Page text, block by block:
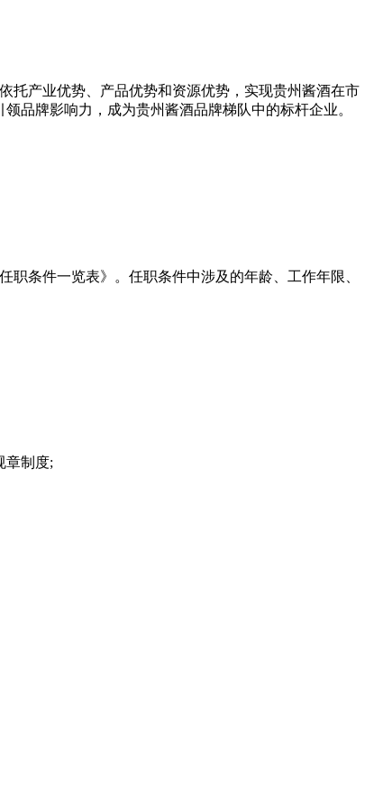
产业优势、产品优势和资源优势，实现贵州酱酒在市
品牌影响力，成为贵州酱酒品牌梯队中的标杆企业。
条件一览表》。任职条件中涉及的年龄、工作年限、
章制度;